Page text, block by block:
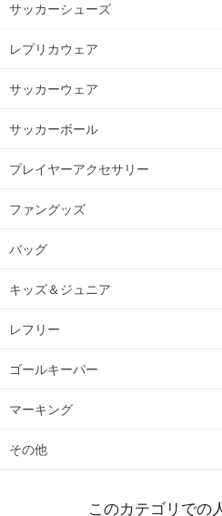
サッカーシューズ
レプリカウェア
サッカーウェア
サッカーボール
プレイヤーアクセサリー
ファングッズ
バッグ
キッズ＆ジュニア
レフリー
ゴールキーパー
マーキング
その他